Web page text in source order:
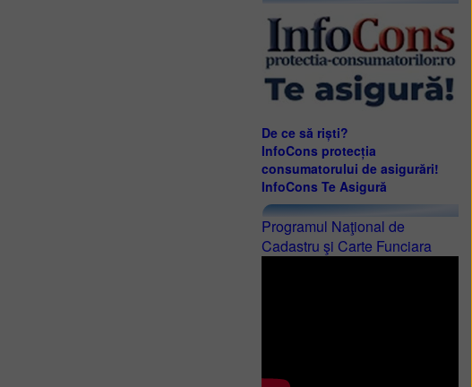
De ce să riști?
InfoCons protecția
consumatorului de asigurări!
InfoCons Te Asigură
Programul Naţional de
Cadastru şi Carte Funciara